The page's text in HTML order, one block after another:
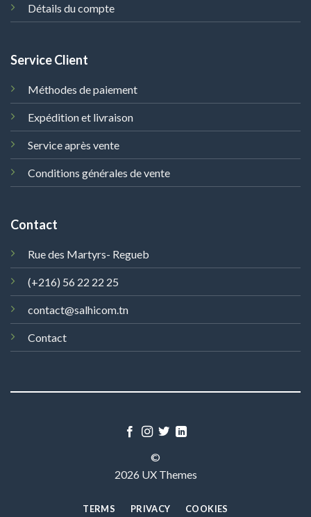
Détails du compte
Service Client
Méthodes de paiement
Expédition et livraison
Service après vente
Conditions générales de vente
Contact
Rue des Martyrs- Regueb
(+216) 56 22 22 25
contact@salhicom.tn
Contact
©
2026 UX Themes
TERMS PRIVACY COOKIES